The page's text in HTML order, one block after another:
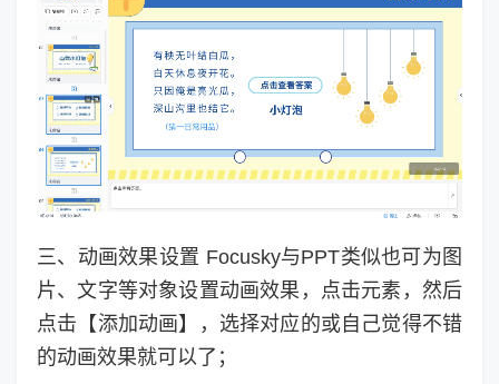
三、动画效果设置 Focusky与PPT类似也可为图
片、文字等对象设置动画效果，点击元素，然后
点击【添加动画】，选择对应的或自己觉得不错
的动画效果就可以了；